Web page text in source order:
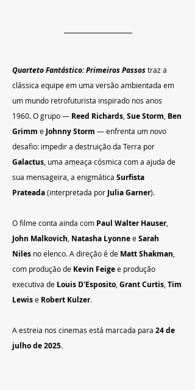
Quarteto Fantástico: Primeiros Passos traz a
clássica equipe em uma versão ambientada em
um mundo retrofuturista inspirado nos anos
1960. O grupo — Reed Richards Sue Storm Ben
Grimm e Johnny Storm — enfrenta um novo
desafio: impedir a destruição da Terra por
Galactus , uma ameaça cósmica com a ajuda de
sua mensageira, a enigmática Surfista
Prateada (interpretada por Julia Garner).
O filme conta ainda com Paul Walter Hauser,
John Malkovich Natasha Lyonne e Sarah
Niles no elenco. A direção é de Matt Shakman
com produção de Kevin Feige e produção
executiva de Louis D'Esposito Grant Curtis Tim
Lewis e Robert Kulzer.
A estreia nos cinemas está marcada para 24 de
julho de 2025.